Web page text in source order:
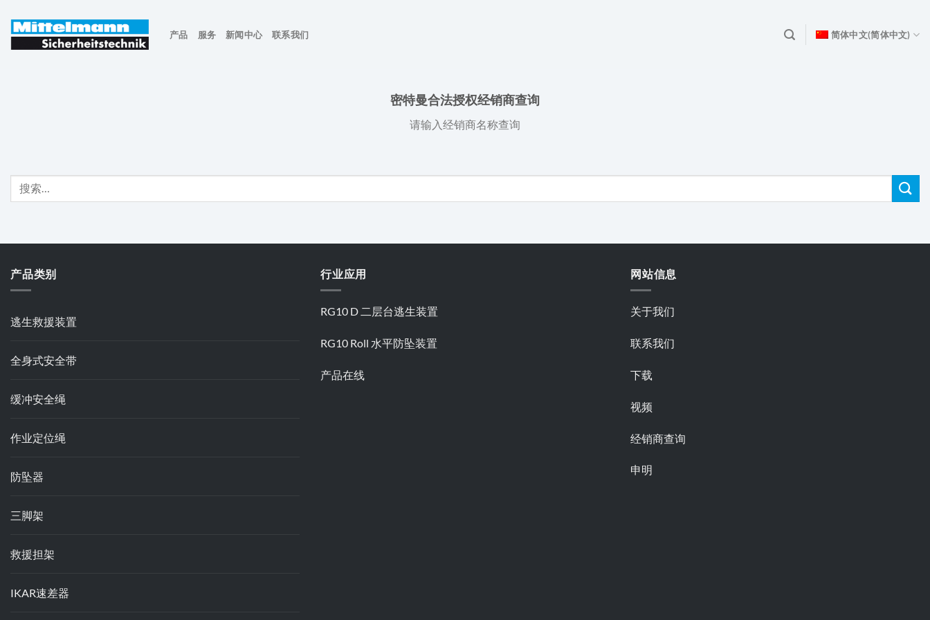
产品 服务 新闻中心 联系我们 简体中文(简体中文)
密特曼合法授权经销商查询
请输入经销商名称查询
产品类别
逃生救援装置
全身式安全带
缓冲安全绳
作业定位绳
防坠器
三脚架
救援担架
IKAR速差器
行业应用
RG10 D 二层台逃生装置
RG10 Roll 水平防坠装置
产品在线
网站信息
关于我们
联系我们
下载
视频
经销商查询
申明